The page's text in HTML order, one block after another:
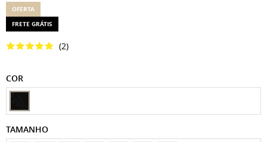
OFERTA
FRETE GRÁTIS
(2)
COR
TAMANHO